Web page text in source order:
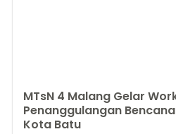
MTsN 4 Malang Gelar
Penanggulangan Bencana
Kota Batu